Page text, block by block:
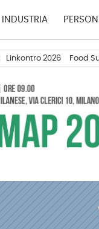
INDUSTRIA
Linkontro 2026 Food